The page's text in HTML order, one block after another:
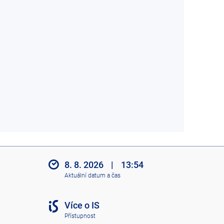
8. 8. 2026 | 13:54
Aktuální datum a čas
Více o IS
Přístupnost